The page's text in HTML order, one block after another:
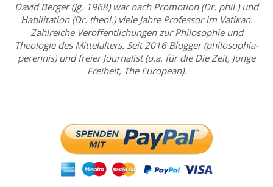
David Berger (Jg. 1968) war nach Promotion (Dr. phil.) und
Habilitation (Dr. theol.) viele Jahre Professor im Vatikan.
Zahlreiche Veröffentlichungen zur Philosophie und
Theologie des Mittelalters. Seit 2016 Blogger (philosophia-
perennis) und freier Journalist (u.a. für die Die Zeit, Junge
Freiheit, The European).